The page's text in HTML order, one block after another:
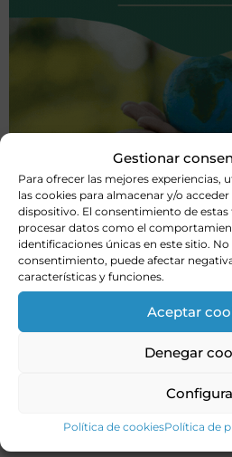
Gestionar
Para ofrecer las mejores experiencias,
las cookies para almacenar y/o
dispositivo. El consentimiento de
procesar datos como el
identificaciones únicas en este sitio.
consentimiento, puede afectar
características y funciones.
Aceptar
Denegar
Política de cookiesPolítica de